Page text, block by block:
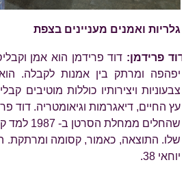
גלריות ואמנים מעניינים בצפת
דוד פרידמן: דוד פרידמן הוא אמן
יפהפה ומרתק בין אמנות לקבלה.
צבעוניות ויצירותיו כוללות מוטיבים
עץ החיים, דיאגרמות וגיאומטריה. דוד
שהחלים
שלו. התוצאה, כאמור, קסומה ומרתקת.
יוחאי 38.